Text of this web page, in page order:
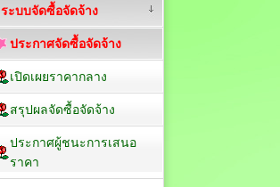
ระบบจัดซื้อจัดจ้าง
ประกาศจัดซื้อจัดจ้าง
เปิดเผยราคากลาง
สรุปผลจัดซื้อจัดจ้าง
ประกาศผู้ชนะการเสนอ
ราคา